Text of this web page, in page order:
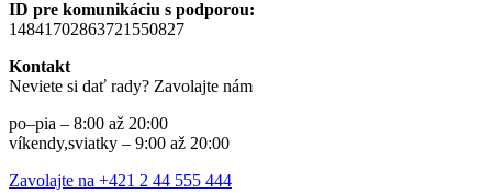
ID pre komunikáciu s podporou:
14841702863721550827
Kontakt
Neviete si dať rady? Zavolajte nám
po–pia – 8:00 až 20:00
víkendy,sviatky – 9:00 až 20:00
Zavolajte na +421 2 44 555 444